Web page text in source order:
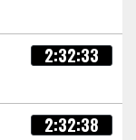
2:32:33
2:32:38